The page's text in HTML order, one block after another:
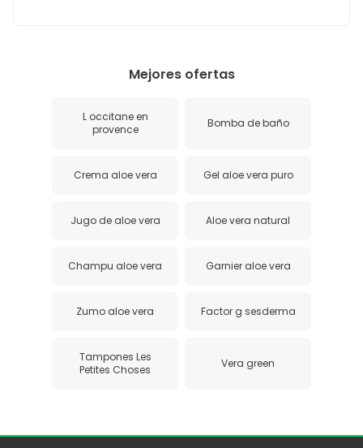
Mejores ofertas
L occitane en
provence
Bomba de baño
Crema aloe vera Gel aloe vera puro
Jugo de aloe vera Aloe vera natural
Champu aloe vera Garnier aloe vera
Zumo aloe vera Factor g sesderma
Tampones Les
Petites Choses
Vera green